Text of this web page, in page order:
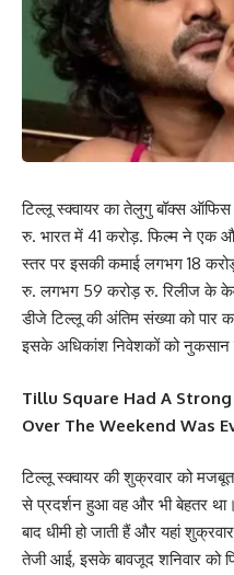
टिल्लू स्क्वायर का तेलुगु बॉक्स ऑफिस
रु. भारत में 41 करोड़. फिल्म ने एक
स्तर पर इसकी कमाई लगभग 18
रु. लगभग 59 करोड़ रु. रिलीज के
डीजे टिल्लू की अंतिम संख्या को पार
इसके अधिकांश निवेशकों को
Tillu Square Had A
Over The Weekend Was
टिल्लू स्क्वायर की शुक्रवार को
से प्रदर्शन हुआ वह और भी बेहतर
बाद धीमी हो जाती हैं और यहां
तेजी आई, इसके बावजूद शनिवार को